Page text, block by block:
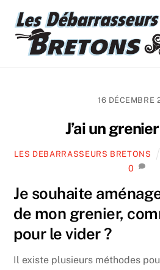
content
16 DÉCEMBRE
J’ai un
LES DEBARRASSEURS BRETONS
0
Je souhaite
de mon grenier,
pour le vider ?
Il existe plusieurs méthodes